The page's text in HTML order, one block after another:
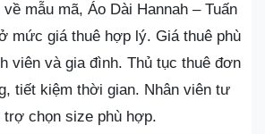
mẫu mã, Áo Dài Hannah – Tuấn
mức giá thuê hợp lý. Giá thuê phù
viên và gia đình. Thủ tục thuê đơn
tiết kiệm thời gian. Nhân viên tư
chọn size phù hợp.